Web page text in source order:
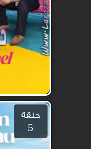
حلقة
5